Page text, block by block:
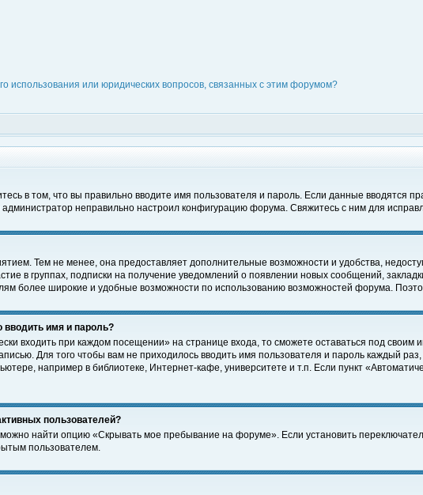
использования или юридических вопросов, связанных с этим форумом?
в том, что вы правильно вводите имя пользователя и пароль. Если данные вводятся
неправильно настроил конфигурацию форума. Свяжитесь с ним для
Тем не менее, она предоставляет дополнительные возможности и удобства,
в группах, подписки на получение уведомлений о появлении новых сообщений,
более широкие и удобные возможности по использованию возможностей форума.
вводить имя и пароль?
входить при каждом посещении» на странице входа, то сможете оставаться под
Для того чтобы вам не приходилось вводить имя пользователя и пароль каждый
например в библиотеке, Интернет-кафе, университете и т.п. Если пункт
пользователей?
найти опцию «Скрывать мое пребывание на форуме». Если установить
пользователем.